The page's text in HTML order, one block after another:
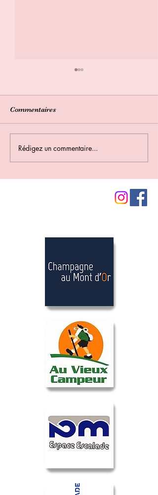
Bulletin Municipal été
Commentaires
Rédigez un commentaire...